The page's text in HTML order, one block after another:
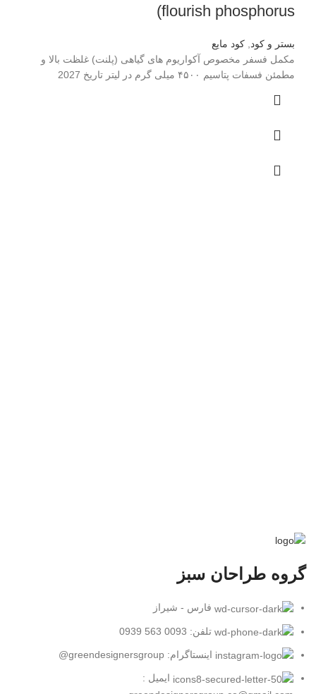
flourish phosphorus)
بستر و کود
کود مایع
مکمل فسفر مخصوص آکواریوم های گیاهی (پلنت) غلظت بالا و
مطمئن فسفات پتاسیم ۴۵۰۰ میلی گرم در لیتر تاریخ 2027
گروه طراحان سبز
فارس - شیراز
تلفن: 0093 563 0939
اینستاگرام: greendesignersgroup@
ایمیل :